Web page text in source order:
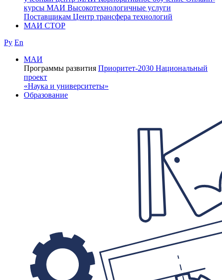
курсы МАИ Высокотехнологичные услуги
Поставщикам Центр трансфера технологий
МАИ СТОР
Ру En
МАИ
Программы развития Приоритет-2030 Национальный
проект
«Наука и университеты»
Образование